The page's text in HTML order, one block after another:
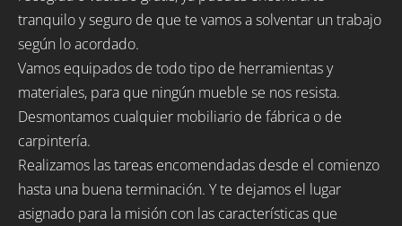
tranquilo y seguro de que te vamos a solventar un trabajo
según lo acordado.
Vamos equipados de todo tipo de herramientas y
materiales, para que ningún mueble se nos resista.
Desmontamos cualquier mobiliario de fábrica o de
carpintería.
Realizamos las tareas encomendadas desde el comienzo
hasta una buena terminación. Y te dejamos el lugar
asignado para la misión con las características que